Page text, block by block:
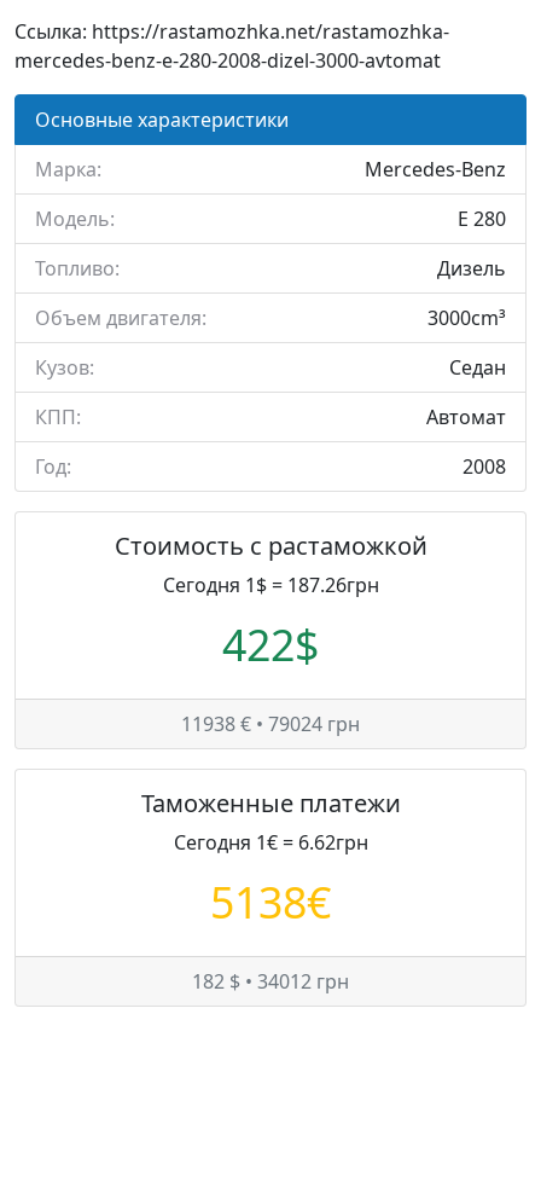
Ссылка: https://rastamozhka.net/rastamozhka-
mercedes-benz-e-280-2008-dizel-3000-avtomat
Основные характеристики
Марка:
Mercedes-Benz
Модель:
E 280
Топливо:
Дизель
Объем двигателя:
3000cm³
Кузов:
Седан
КПП:
Автомат
Год:
2008
Стоимость с растаможкой
Сегодня 1$ = 187.26грн
422$
11938 € • 79024 грн
Таможенные платежи
Сегодня 1€ = 6.62грн
5138€
182 $ • 34012 грн